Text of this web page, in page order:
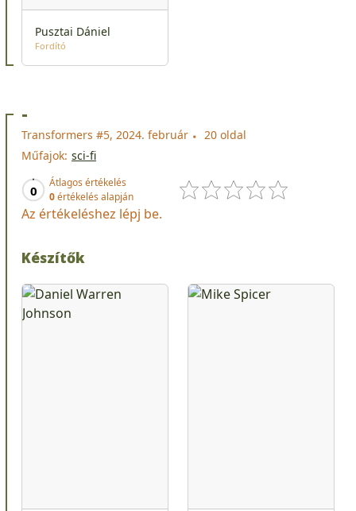
Pusztai Dániel
Fordító
-
Transformers #5, 2024. február
20 oldal
Műfajok: sci-fi
0
Átlagos értékelés
0értékelés alapján
Az értékeléshez lépj be.
Készítők